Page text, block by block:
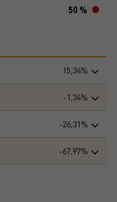
50 %
15,34%
-1,34%
-26,31%
-67,97%